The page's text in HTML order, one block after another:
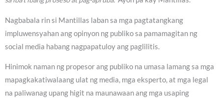
Nagbabala rin si Mantillas laban sa mga pagtatangkang
impluwensyahan ang opinyon ng publiko sa pamamagitan ng
social media habang nagpapatuloy ang paglilitis.
Hinimok naman ng propesor ang publiko na umasa lamang sa mga
mapagkakatiwalaang ulat ng media, mga eksperto, at mga legal
na paliwanag upang higit na maunawaan ang mga usaping